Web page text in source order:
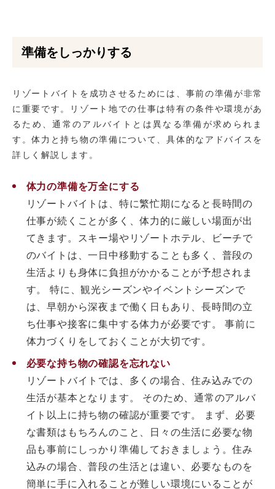
準備をしっかりする
リゾートバイトを成功させるためには、事前の準備が非常
に重要です。リゾート地での仕事は特有の条件や環境があ
るため、通常のアルバイトとは異なる準備が求められま
す。体力と持ち物の準備について、具体的なアドバイスを
詳しく解説します。
体力の準備を万全にする
リゾートバイトは、特に繁忙期になると長時間の
仕事が続くことが多く、体力的に厳しい場面が出
てきます。スキー場やリゾートホテル、ビーチで
のバイトは、一日中移動することも多く、普段の
生活よりも身体に負担がかかることが予想されま
す。 特に、観光シーズンやイベントシーズンで
は、早朝から深夜まで働く日もあり、長時間の立
ち仕事や接客に集中する体力が必要です。 事前に
体力づくりをしておくことが大切です。
必要な持ち物の確認を忘れない
リゾートバイトでは、多くの場合、住み込みでの
生活が基本となります。 そのため、通常のアルバ
イト以上に持ち物の確認が重要です。 まず、必要
な書類はもちろんのこと、日々の生活に必要な物
品も事前にしっかり準備しておきましょう。住み
込みの場合、普段の生活とは違い、必要なものを
簡単に手に入れることが難しい環境にいることが